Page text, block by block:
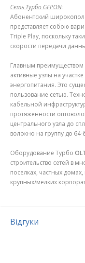
Сеть Tурбо GEPON:
Абонентский
представляет собою
Triple Play, поскольку
скорости передачи
Главным преимуществом
активные узлы на
энергопитания. Это
пользование сетью.
кабельной
протяженности
центрального узла до
волокно на группу до 64-
Оборудование Tурбо
строительство сетей в
поселках, частных
крупных/мелких
Відгуки